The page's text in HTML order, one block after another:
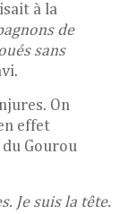
à la
de
sans
On
effet
Gourou
Je suis la tête.